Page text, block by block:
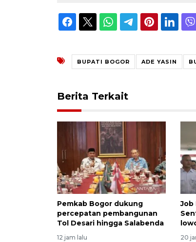
BUPATI BOGOR ADE YASIN
Berita Terkait
Pemkab Bogor dukung
percepatan pembangunan
Tol Desari hingga Salabenda
12 jam lalu
Job
20